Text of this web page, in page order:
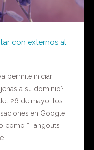
con externos al
permite iniciar
a su dominio?
26 de mayo, los
en Google
como “Hangouts